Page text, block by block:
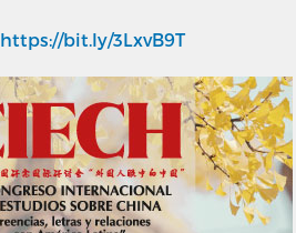
https://bit.ly/3LxvB9T